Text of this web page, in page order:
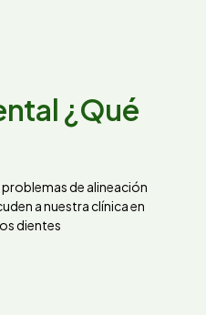
¿Qué
de alineación
a nuestra clínica en
dientes